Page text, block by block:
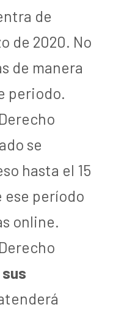
de
de 2020. No
de manera
periodo.
se
hasta el 15
ese período
online.